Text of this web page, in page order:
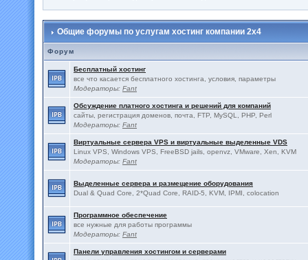
Общие форумы по услугам хостинг компании 2x4
Форум
Бесплатный хостинг
все что касается бесплатного хостинга, условия, параметры
Модераторы: Fant
Обсуждение платного хостинга и решений для компаний
сайты, регистрация доменов, почта, FTP, MySQL, PHP, Perl
Модераторы: Fant
Виртуальные сервера VPS и виртуальные выделенные VDS
Linux VPS, Windows VPS, FreeBSD jails, openvz, VMware, Xen, KVM
Модераторы: Fant
Выделенные сервера и размещение оборудования
Dual & Quad Core, 2*Quad Core, RAID-5, KVM, IPMI, colocation
Программное обеспечение
все нужные для работы программы
Модераторы: Fant
Панели управления хостингом и серверами